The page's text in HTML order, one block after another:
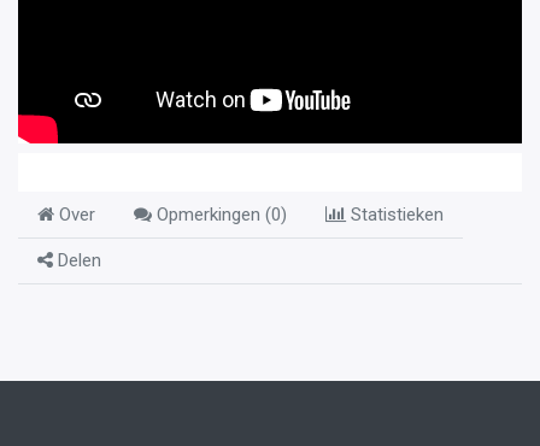
Over Opmerkingen (0) Statistieken
Delen